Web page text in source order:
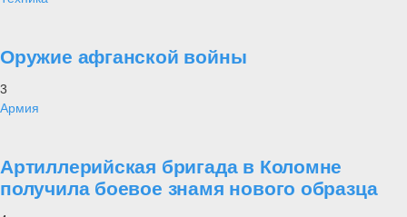
Оружие афганской войны
3
Армия
Артиллерийская бригада в Коломне
получила боевое знамя нового образца